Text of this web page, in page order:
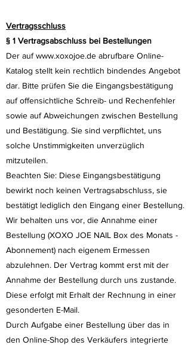
Vertragsschluss
§ 1 Vertragsabschluss bei Bestellungen
Der aufwww.xoxojoe.de abrufbare Online-
Katalog stellt kein rechtlich bindendes Angebot
dar. Bitte prüfen Sie die Eingangsbestätigung
auf offensichtliche Schreib- und Rechenfehler
sowie auf Abweichungen zwischen Bestellung
und Bestätigung. Sie sind verpflichtet, uns
solche Unstimmigkeiten unverzüglich
mitzuteilen.
Beachten Sie: Diese Eingangsbestätigung
bewirkt noch keinen Vertragsabschluss, sie
bestätigt lediglich den Eingang einer Bestellung.
Wir behalten uns vor, die Annahme einer
Bestellung (XOXO JOE NAIL Box des Monats -
Abonnement) nach eigenem Ermessen
abzulehnen. Der Vertrag kommt erst mit der
Annahme der Bestellung durch uns zustande.
Diese erfolgt mit Erhalt der Rechnung in einer
gesonderten E-Mail.
Durch Aufgabe einer Bestellung über das in
den Online-Shop des Verkäufers integrierte